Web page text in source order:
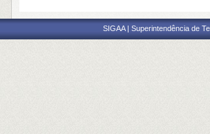
SIGAA | Superintendência de